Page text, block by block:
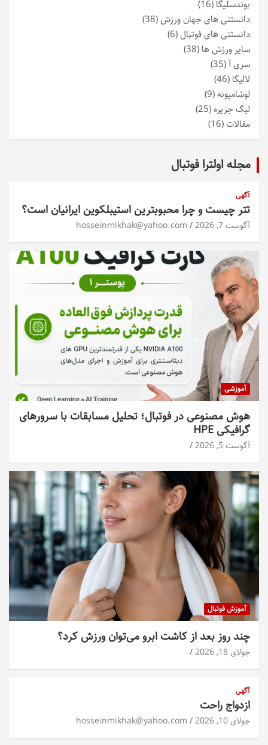
بوندسلیگا (16)
دانستنی های جهان ورزش(38)
دانستنی های فوتبال(6)
سایر ورزش ها (38)
سری آ(35)
لالیگا (46)
لوشامپونه(9)
لیگ جزیره(25)
مقالات(16)
مجله اولترا فوتبال
آگهی
تتر چیست و چرا محبوبترین استیبلکوین ایرانیان است؟
آگوست 7, 2026 hosseinmikhak@yahoo.com
آموزشی
هوش مصنوعی در فوتبال؛ تحلیل مسابقات با سرورهای
گرافیکی HPE
آگوست 5, 2026
آموزش فوتبال
چند روز بعد از کاشت ابرو می‌توان ورزش کرد؟
جولای 18, 2026
آگهی
ازدواج راحت
جولای 10, 2026 hosseinmikhak@yahoo.com